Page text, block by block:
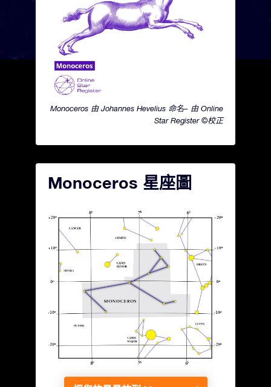
Monoceros 由 Johannes Hevelius 命名– 由 Online
Star Register ©校正
Monoceros 星座圖